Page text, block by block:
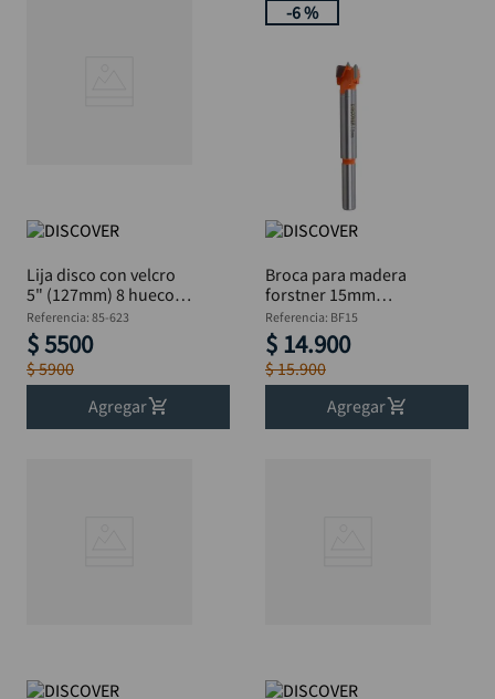
Lija disco con velcro
5" (127mm) 8 huecos,
P 180 x 5 unidades
DISCOVER
Referencia: 85-623
$5500
$5900
Agregar
-6 %
Broca para madera
forstner 15mm
DISCOVER
Referencia: BF15
$ 14.900
$15.900
Agregar